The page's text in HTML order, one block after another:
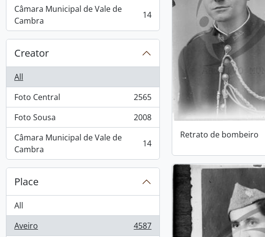
Câmara Municipal de Vale de
Cambra
, 14 results 14
Creator
All
Foto Central
, 2565 results
2565
Foto Sousa
, 2008 results
2008
Câmara Municipal de Vale de
Cambra
, 14 results 14
Place
All
Aveiro
, 4587 results
4587
Retrato de bombeiro